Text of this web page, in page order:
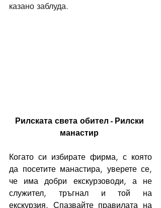
казано заблуда.
Рилската света обител - Рилски
манастир
Когато си избирате фирма, с която
да посетите манастира, уверете се,
че има добри екскурзоводи, а не
служител, тръгнал и той на
екскурзия. Спазвайте правилата на